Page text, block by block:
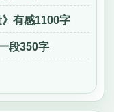
有感1100字
段350字